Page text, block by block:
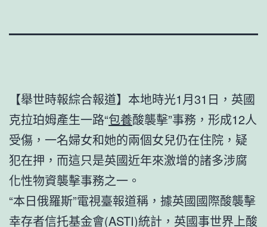
【舉世時報綜合報道】本地時光1月31日，英國
克拉珀姆產生一路“包養酸襲擊”事務，形成12人
受傷，一名婦女和她的兩個女兒仍在住院，疑
犯在押，而這只是英國近年來激增的諸多涉腐
化性物資襲擊事務之一。
“本日俄羅斯”電視臺報道稱，據英國國際酸襲擊
幸存者信托基金會(ASTI)統計，英國事世界上酸